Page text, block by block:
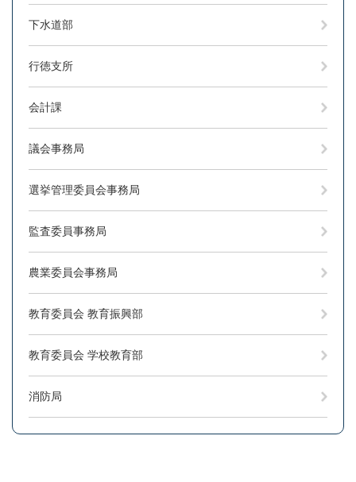
下水道部
行徳支所
会計課
議会事務局
選挙管理委員会事務局
監査委員事務局
農業委員会事務局
教育委員会 教育振興部
教育委員会 学校教育部
消防局